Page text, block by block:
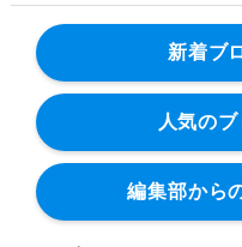
新着ブ
人気の
編集部から